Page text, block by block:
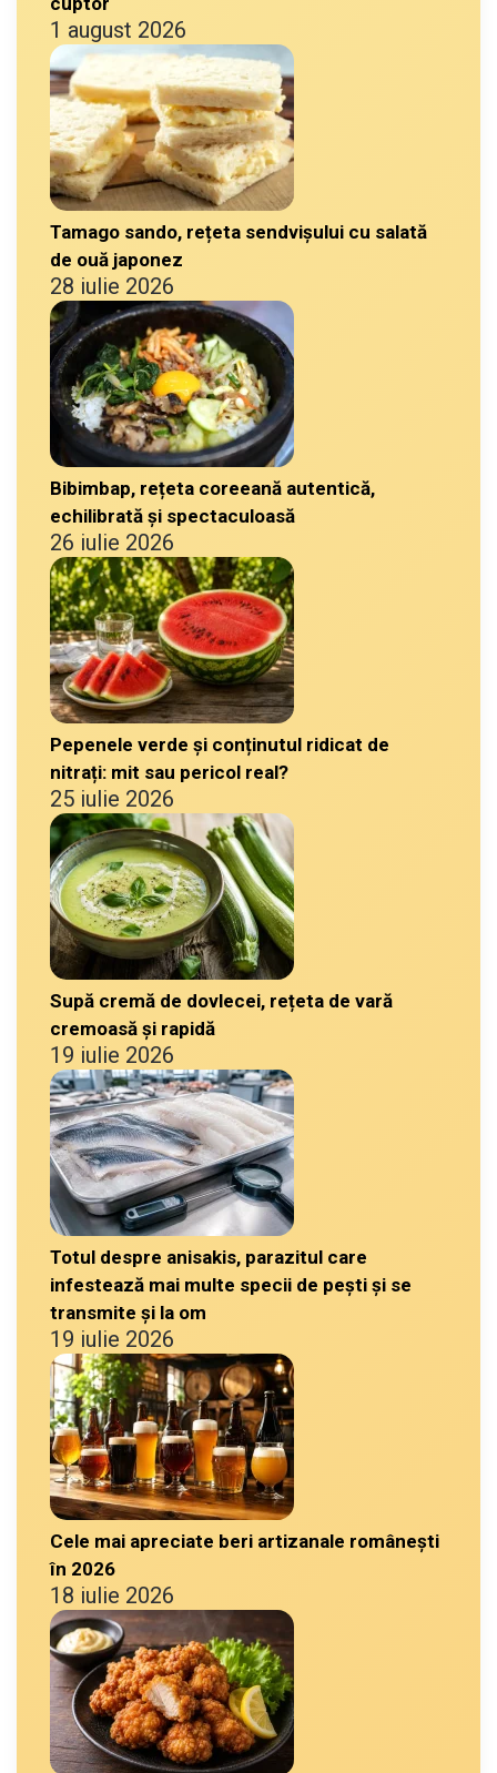
1 august 2026
Tamago sando, rețeta sendvișului cu salată
de ouă japonez
28 iulie 2026
Bibimbap, rețeta coreeană autentică,
echilibrată și spectaculoasă
26 iulie 2026
Pepenele verde și conținutul ridicat de
nitrați: mit sau pericol real?
25 iulie 2026
Supă cremă de dovlecei, rețeta de vară
cremoasă și rapidă
19 iulie 2026
Totul despre anisakis, parazitul care
infestează mai multe specii de pești și se
transmite și la om
19 iulie 2026
Cele mai apreciate beri artizanale românești
în 2026
18 iulie 2026